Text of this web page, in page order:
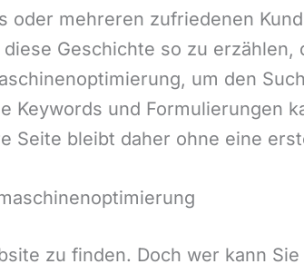
oder mehreren zufriedenen
Geschichte so zu
um den
Keywords und Formulierungen
Seite bleibt daher ohne eine
zu finden. Doch wer kann